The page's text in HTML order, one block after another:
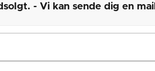
- Vi kan sende dig en